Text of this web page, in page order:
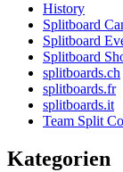
History
Splitboard
Splitboard
Splitboard
splitboards.ch
splitboards.fr
splitboards.it
Team Split
Kategorien